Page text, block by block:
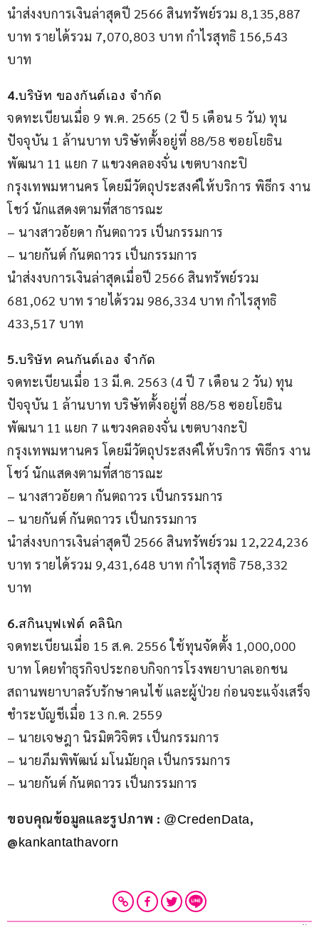
นำส่งงบการเงินล่าสุดปี 2566 สินทรัพย์รวม 8,135,887
บาท รายได้รวม 7,070,803 บาท กำไรสุทธิ 156,543
บาท
4.บริษัท ของกันต์เอง จำกัด
จดทะเบียนเมื่อ 9 พ.ค. 2565 (2 ปี 5 เดือน 5 วัน) ทุน
ปัจจุบัน 1 ล้านบาท บริษัทตั้งอยู่ที่ 88/58 ซอยโยธิน
พัฒนา 11 แยก 7 แขวงคลองจั่น เขตบางกะปิ
กรุงเทพมหานคร โดยมีวัตถุประสงค์ให้บริการ พิธีกร งาน
โชว์ นักแสดงตามที่สาธารณะ
– นางสาวอัยดา กันตถาวร เป็นกรรมการ
– นายกันต์ กันตถาวร เป็นกรรมการ
นำส่งงบการเงินล่าสุดเมื่อปี 2566 สินทรัพย์รวม
681,062 บาท รายได้รวม 986,334 บาท กำไรสุทธิ
433,517 บาท
5.บริษัท คนกันต์เอง จำกัด
จดทะเบียนเมื่อ 13 มี.ค. 2563 (4 ปี 7 เดือน 2 วัน) ทุน
ปัจจุบัน 1 ล้านบาท บริษัทตั้งอยู่ที่ 88/58 ซอยโยธิน
พัฒนา 11 แยก 7 แขวงคลองจั่น เขตบางกะปิ
กรุงเทพมหานคร โดยมีวัตถุประสงค์ให้บริการ พิธีกร งาน
โชว์ นักแสดงตามที่สาธารณะ
– นางสาวอัยดา กันตถาวร เป็นกรรมการ
– นายกันต์ กันตถาวร เป็นกรรมการ
นำส่งงบการเงินล่าสุดปี 2566 สินทรัพย์รวม 12,224,236
บาท รายได้รวม 9,431,648 บาท กำไรสุทธิ 758,332
บาท
6.สกินบุฟเฟ่ต์ คลินิก
จดทะเบียนเมื่อ 15 ส.ค. 2556 ใช้ทุนจัดตั้ง 1,000,000
บาท โดยทำธุรกิจประกอบกิจการโรงพยาบาลเอกชน
สถานพยาบาลรับรักษาคนไข้ และผู้ป่วย ก่อนจะแจ้งเสร็จ
ชำระบัญชีเมื่อ 13 ก.ค. 2559
– นายเจษฎา นิรมิตวิจิตร เป็นกรรมการ
– นายภีมพิพัฒน์ มโนมัยกุล เป็นกรรมการ
– นายกันต์ กันตถาวร เป็นกรรมการ
ขอบคุณข้อมูลและรูปภาพ : @CredenData,
@ kankantathavorn